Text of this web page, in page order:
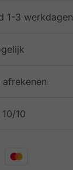
1-3 werkdagen
afrekenen
10